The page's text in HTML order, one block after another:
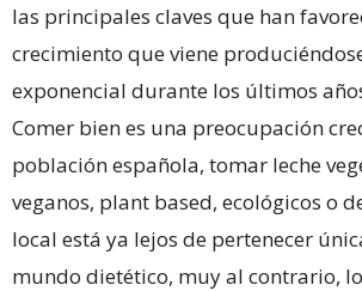
las principales claves que han
crecimiento que viene
exponencial durante los últimos
Comer bien es una preocupación
población española, tomar leche
veganos, plant based, ecológicos o
local está ya lejos de pertenecer
mundo dietético, muy al contrario,